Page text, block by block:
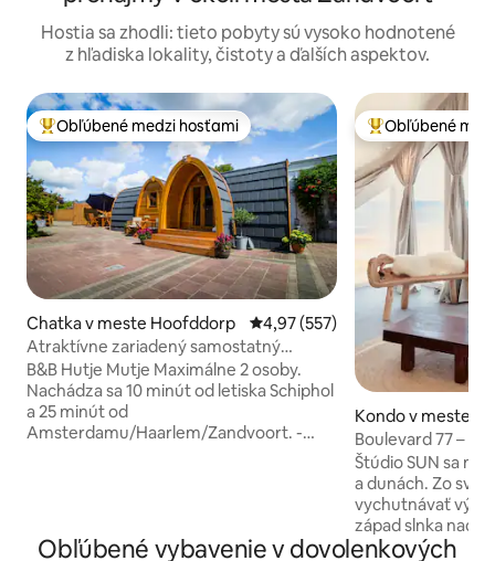
Hostia sa zhodli: tieto pobyty sú vysoko hodnotené
z hľadiska lokality, čistoty a ďalších aspektov.
Najobľúbenejšie medzi hosťami
Obľúbené medzi hosťami
Chatka v meste Hoofddorp Priemerné ohodnotenie 4,97 z
4,97 (557)
Atraktívne zariadený samostatný
domček
B&B Hutje Mutje Maximálne 2 osoby.
Nachádza sa 10 minút od letiska Schiphol
a 25 minút od
Amsterdamu/Haarlem/Zandvoort. -
umývadlo a sušič vlasov - kuchynský kút
Najobľúbenejšie
Obľúbené
Kondo v meste
Boulevard 77 –
bezplatné
Štúdio SUN sa
a dunách. Zo
vychutnávať
západ slnka nad
výhľad na more a
Obľúbené vybavenie v dovolenkových